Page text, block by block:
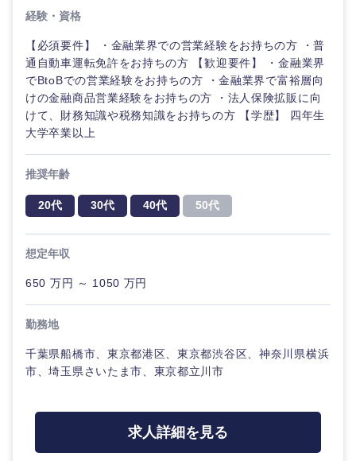
経験・資格
【必須要件】 ・金融業界での営業経験をお持ちの方 ・普
通自動車運転免許をお持ちの方 【歓迎要件】 ・金融業界
でBtoBでの営業経験をお持ちの方 ・金融業界で富裕層向
けの金融商品営業経験をお持ちの方 ・法人保険拡販に向
けて、財務知識や税務知識をお持ちの方 【学歴】 四年生
大学卒業以上
推奨年齢
20代 30代 40代 50代
想定年収
650 万円 ～ 1050 万円
勤務地
千葉県船橋市、東京都港区、東京都渋谷区、神奈川県横浜
市、埼玉県さいたま市、東京都立川市
求人詳細を見る